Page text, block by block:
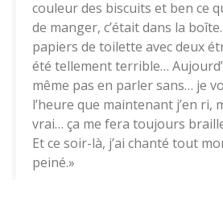
couleur des biscuits et ben ce
de manger, c’était dans la
papiers de toilette avec deux
été tellement terrible…
même pas en parler sans… je
l’heure que maintenant j’en ri,
vrai… ça me fera toujours
Et ce soir-là, j’ai chanté tout
peiné.»